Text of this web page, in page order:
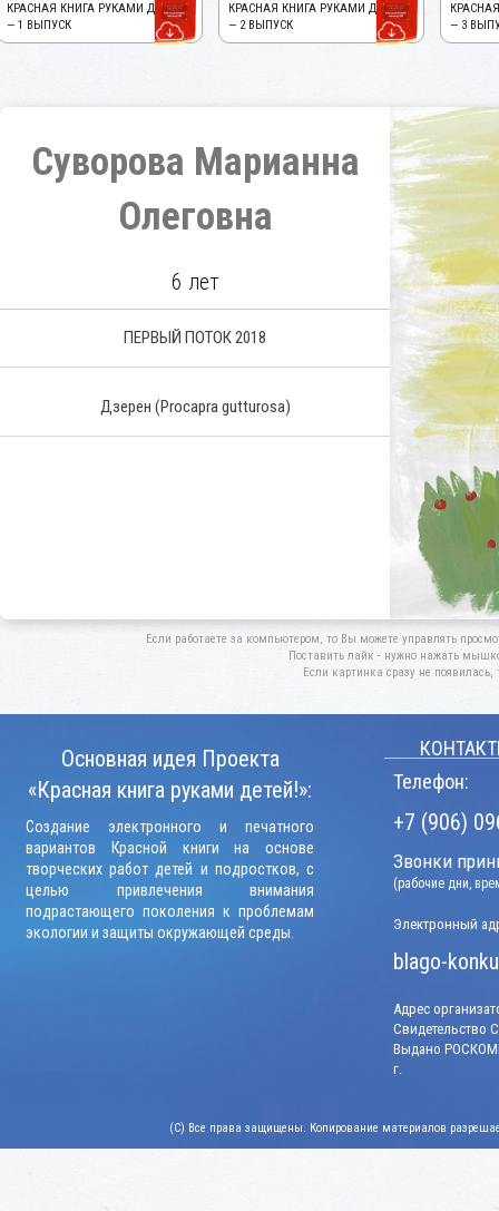
КРАСНАЯ КНИГА РУКАМИ ДЕТЕЙ!
— 1 ВЫПУСК
КРАСНАЯ КНИГА РУКАМИ ДЕТЕЙ!
— 2 ВЫПУСК
— 3
Суворова Марианна
Олеговна
6 лет
ПЕРВЫЙ ПОТОК 2018
Дзерен (Procapra gutturosa)
Если работаете за компьютером, то Вы можете управлять
Поставить лайк - нужно нажать
Если картинка сразу не появилась,
Основная идея Проекта
«Красная книга руками детей!»:
Создание электронного и печатного
вариантов Красной книги на основе
творческих работ детей и подростков, с
целью привлечения внимания
подрастающего поколения к проблемам
экологии и защиты окружающей среды.
Телефон:
+7 (906)
Звонки
(рабочие дни,
Электронный
blago-
Адрес
Свидетельство
Выдано
г.
(C) Все права защищены. Копирование материалов